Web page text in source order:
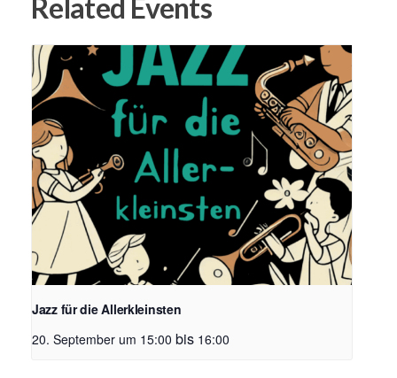
Related Events
Jazz für die Allerkleinsten
20. September um 15:00 bis 16:00